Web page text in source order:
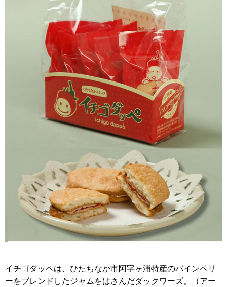
イチゴダッペは、ひたちなか市阿字ヶ浦特産のバインベリ
ーをブレンドしたジャムをはさんだダックワーズ。（アー